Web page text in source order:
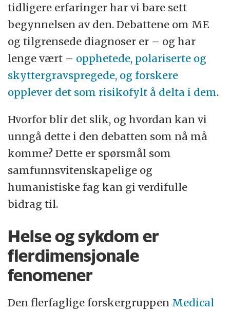
tidligere erfaringer har vi bare sett
begynnelsen av den. Debattene om ME
og tilgrensede diagnoser er – og har
lenge vært – opphetede, polariserte og
skyttergravspregede, og forskere
opplever det som risikofylt å delta i dem.
Hvorfor blir det slik, og hvordan kan vi
unngå dette i den debatten som nå må
komme? Dette er spørsmål som
samfunnsvitenskapelige og
humanistiske fag kan gi verdifulle
bidrag til.
Helse og sykdom er
flerdimensjonale
fenomener
Den flerfaglige forskergruppen Medical